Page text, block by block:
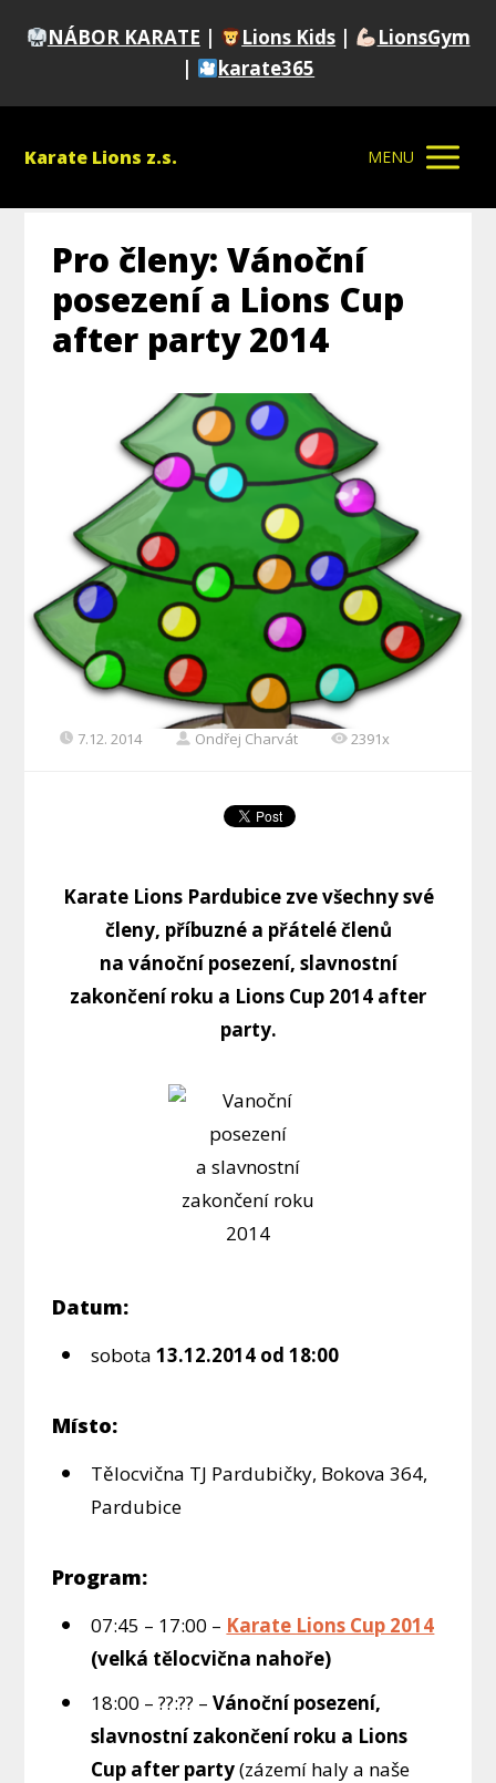
NÁBOR KARATE | Lions Kids |
LionsGym
|
karate365
Karate Lions z.s. MENU
Pro členy: Vánoční
posezení a Lions Cup
after party 2014
7.12. 2014 Ondřej Charvát 2391x
Karate Lions Pardubice zve všechny své
členy, příbuzné a přátelé členů
na vánoční posezení, slavnostní
zakončení roku a Lions Cup 2014 after
party.
Datum:
sobota13.12.2014 od 18:00
Místo:
Tělocvična TJ Pardubičky, Bokova 364,
Pardubice
Program:
07:45 – 17:00 – Karate Lions Cup 2014
(velká tělocvična nahoře)
18:00 – ??:?? –Vánoční posezení,
slavnostní zakončení roku a Lions
Cup after party(zázemí haly a naše